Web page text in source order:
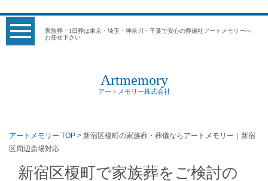
家族葬・1日葬は東京・埼玉・神奈川・千葉で安心の葬儀社アートメモリーへ
お任せ下さい
Artmemory
アートメモリー株式会社
アートメモリー TOP > 新宿区榎町の家族葬・葬儀ならアートメモリー｜新宿
区周辺斎場対応
新宿区榎町で家族葬をご検討の